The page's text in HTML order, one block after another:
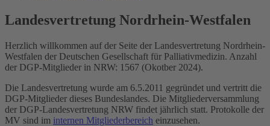
Landesvertretung Nordrhein-Westfalen
Herzlich willkommen auf der Seite der Landesvertretung Nordrhein-
Westfalen der Deutschen Gesellschaft für Palliativmedizin. Anzahl
der DGP-Mitglieder in NRW: 1567 (Okotber 2024).
Die Landesvertretung wurde am 6.5.2011 gegründet und vertritt die
DGP-Mitglieder dieses Bundeslandes. Die Mitgliederversammlung
der DGP-Landesvertretung NRW findet jährlich statt. Protokolle der
MV sind im internen Mitgliederbereich einzusehen.